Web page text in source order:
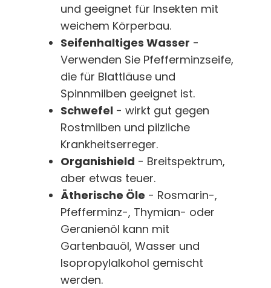
und geeignet für Insekten mit
weichem Körperbau.
Seifenhaltiges Wasser -
Verwenden Sie Pfefferminzseife,
die für Blattläuse und
Spinnmilben geeignet ist.
Schwefel - wirkt gut gegen
Rostmilben und pilzliche
Krankheitserreger.
Organishield - Breitspektrum,
aber etwas teuer.
Ätherische Öle - Rosmarin-,
Pfefferminz-, Thymian- oder
Geranienöl kann mit
Gartenbauöl, Wasser und
Isopropylalkohol gemischt
werden.